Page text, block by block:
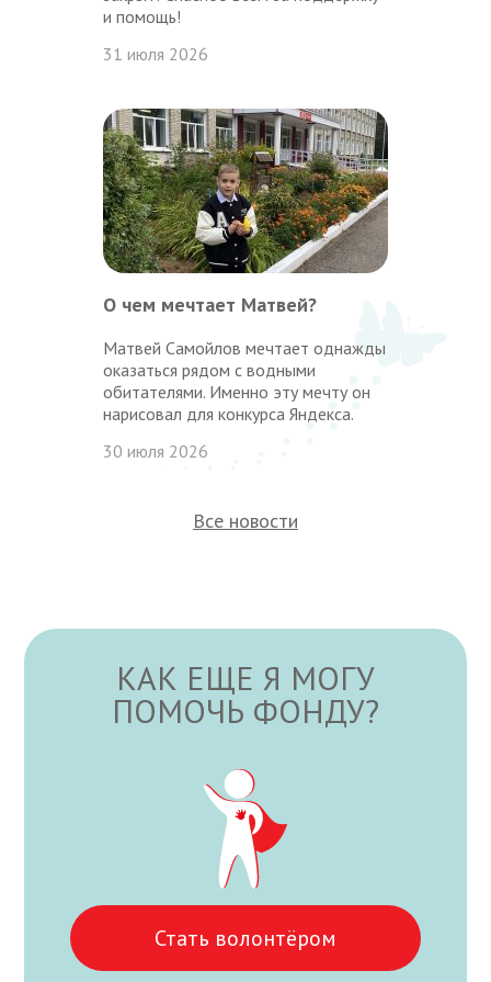
и помощь!
31 июля 2026
О чем мечтает Матвей?
Матвей Самойлов мечтает однажды
оказаться рядом с водными
обитателями. Именно эту мечту он
нарисовал для конкурса Яндекса.
30 июля 2026
Все новости
КАК ЕЩЕ Я МОГУ
ПОМОЧЬ ФОНДУ?
Стать волонтёром